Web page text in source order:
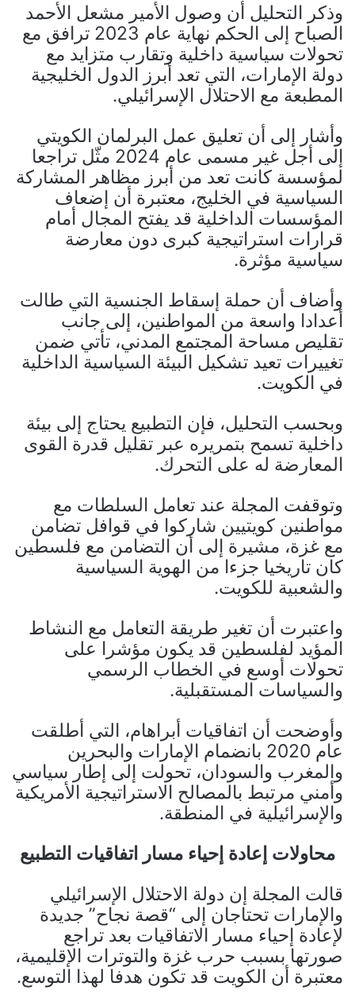
وذكر التحليل أن وصول الأمير مشعل الأحمد
الصباح إلى الحكم نهاية عام 2023 ترافق مع
تحولات سياسية داخلية وتقارب متزايد مع
دولة الإمارات، التي تعد أبرز الدول الخليجية
المطبعة مع الاحتلال الإسرائيلي.
وأشار إلى أن تعليق عمل البرلمان الكويتي
إلى أجل غير مسمى عام 2024 مثّل تراجعا
لمؤسسة كانت تعد من أبرز مظاهر المشاركة
السياسية في الخليج، معتبرة أن إضعاف
المؤسسات الداخلية قد يفتح المجال أمام
قرارات استراتيجية كبرى دون معارضة
سياسية مؤثرة.
وأضاف أن حملة إسقاط الجنسية التي طالت
أعدادا واسعة من المواطنين، إلى جانب
تقليص مساحة المجتمع المدني، تأتي ضمن
تغييرات تعيد تشكيل البيئة السياسية الداخلية
في الكويت.
وبحسب التحليل، فإن التطبيع يحتاج إلى بيئة
داخلية تسمح بتمريره عبر تقليل قدرة القوى
المعارضة له على التحرك.
وتوقفت المجلة عند تعامل السلطات مع
مواطنين كويتيين شاركوا في قوافل تضامن
مع غزة، مشيرة إلى أن التضامن مع فلسطين
كان تاريخيا جزءا من الهوية السياسية
والشعبية للكويت.
واعتبرت أن تغير طريقة التعامل مع النشاط
المؤيد لفلسطين قد يكون مؤشرا على
تحولات أوسع في الخطاب الرسمي
والسياسات المستقبلية.
وأوضحت أن اتفاقيات أبراهام، التي أطلقت
عام 2020 بانضمام الإمارات والبحرين
والمغرب والسودان، تحولت إلى إطار سياسي
وأمني مرتبط بالمصالح الاستراتيجية الأمريكية
والإسرائيلية في المنطقة.
محاولات إعادة إحياء مسار اتفاقيات التطبيع
قالت المجلة إن دولة الاحتلال الإسرائيلي
والإمارات تحتاجان إلى “قصة نجاح” جديدة
لإعادة إحياء مسار الاتفاقيات بعد تراجع
صورتها بسبب حرب غزة والتوترات الإقليمية،
معتبرة أن الكويت قد تكون هدفا لهذا التوسع.